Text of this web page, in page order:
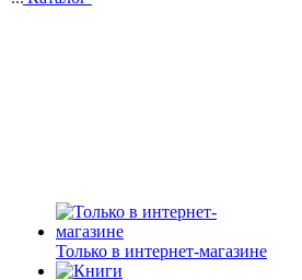
Только в интернет-магазине